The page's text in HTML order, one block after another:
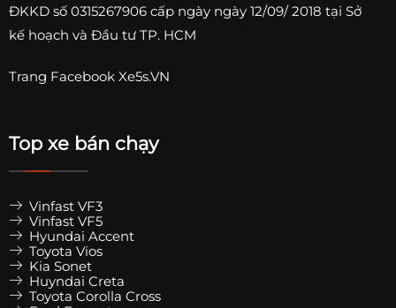
ĐKKD số 0315267906 cấp ngày ngày 12/09/ 2018 tại Sở
kế hoạch và Đầu tư TP. HCM
Trang Facebook Xe5s.VN
Top xe bán chạy
Vinfast VF3
Vinfast VF5
Hyundai Accent
Toyota Vios
Kia Sonet
Huyndai Creta
Toyota Corolla Cross